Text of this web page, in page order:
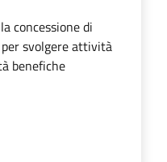
concessione di
svolgere attività
benefiche